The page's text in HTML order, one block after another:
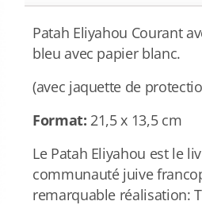
Patah Eliyahou Courant
bleu avec papier blanc.
(avec jaquette de
Format: 21,5 x 13,5 cm
Le Patah Eliyahou est le
communauté juive
remarquable réalisation: